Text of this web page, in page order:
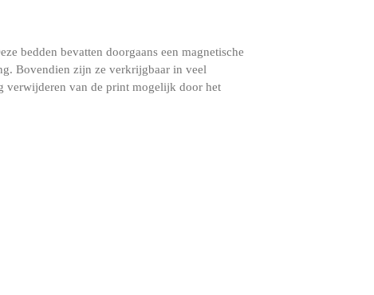
bedden bevatten doorgaans een magnetische
Bovendien zijn ze verkrijgbaar in veel
verwijderen van de print mogelijk door het